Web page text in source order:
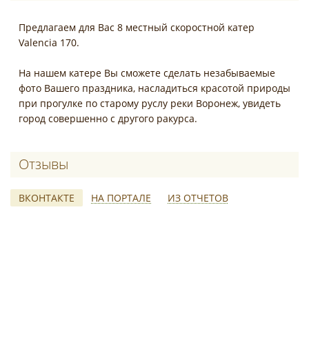
Предлагаем для Вас 8 местный скоростной катер
Valencia 170.
На нашем катере Вы сможете сделать незабываемые
фото Вашего праздника, насладиться красотой природы
при прогулке по старому руслу реки Воронеж, увидеть
город совершенно с другого ракурса.
Отзывы о Водная прогулка на катере
ВКОНТАКТЕ НА ПОРТАЛЕ ИЗ ОТЧЕТОВ